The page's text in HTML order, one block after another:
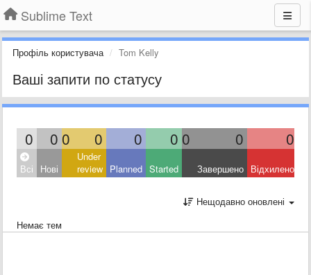
Sublime Text
Профіль користувача Tom Kelly
Ваші запити по статусу
0 0 0 0 0 0 0 0 0
Всі Нові
Under
review Planned Started Завершено Відхилено
Нещодавно оновлені
Немає тем